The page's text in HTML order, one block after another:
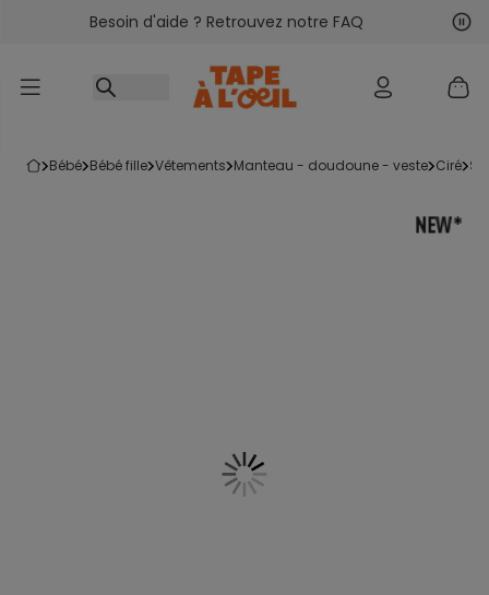
Accéder au contenu
Besoin d'aide ? Retrouvez notre FAQ
bébé bébé fille vêtements manteau - doudoune - veste ciré